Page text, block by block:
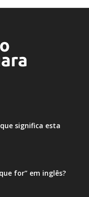
significa esta
for” em inglês?